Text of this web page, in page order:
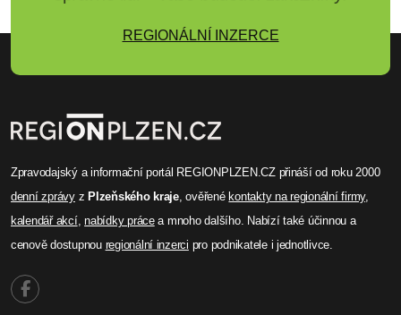
REGIONÁLNÍ INZERCE
Zpravodajský a informační portál REGIONPLZEN.CZ přináší od roku 2000
denní zprávyz Plzeňského kraje, ověřené kontakty na regionální firmy,
kalendář akcí,nabídky prácea mnoho dalšího. Nabízí také účinnou a
cenově dostupnou regionální inzerci pro podnikatele i jednotlivce.